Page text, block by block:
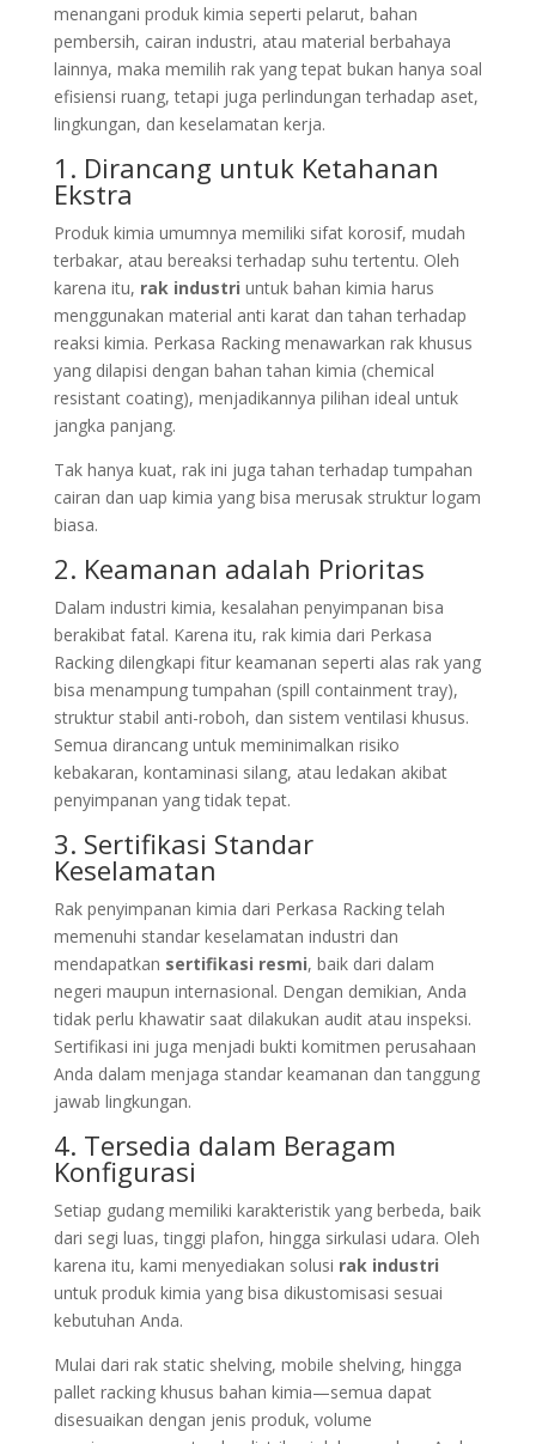
menangani produk kimia seperti pelarut, bahan
pembersih, cairan industri, atau material berbahaya
lainnya, maka memilih rak yang tepat bukan hanya soal
efisiensi ruang, tetapi juga perlindungan terhadap aset,
lingkungan, dan keselamatan kerja.
1. Dirancang untuk Ketahanan
Ekstra
Produk kimia umumnya memiliki sifat korosif, mudah
terbakar, atau bereaksi terhadap suhu tertentu. Oleh
karena itu, rak industri untuk bahan kimia harus
menggunakan material anti karat dan tahan terhadap
reaksi kimia. Perkasa Racking menawarkan rak khusus
yang dilapisi dengan bahan tahan kimia (chemical
resistant coating), menjadikannya pilihan ideal untuk
jangka panjang.
Tak hanya kuat, rak ini juga tahan terhadap tumpahan
cairan dan uap kimia yang bisa merusak struktur logam
biasa.
2. Keamanan adalah Prioritas
Dalam industri kimia, kesalahan penyimpanan bisa
berakibat fatal. Karena itu, rak kimia dari Perkasa
Racking dilengkapi fitur keamanan seperti alas rak yang
bisa menampung tumpahan (spill containment tray),
struktur stabil anti-roboh, dan sistem ventilasi khusus.
Semua dirancang untuk meminimalkan risiko
kebakaran, kontaminasi silang, atau ledakan akibat
penyimpanan yang tidak tepat.
3. Sertifikasi Standar
Keselamatan
Rak penyimpanan kimia dari Perkasa Racking telah
memenuhi standar keselamatan industri dan
mendapatkan sertifikasi resmi, baik dari dalam
negeri maupun internasional. Dengan demikian, Anda
tidak perlu khawatir saat dilakukan audit atau inspeksi.
Sertifikasi ini juga menjadi bukti komitmen perusahaan
Anda dalam menjaga standar keamanan dan tanggung
jawab lingkungan.
4. Tersedia dalam Beragam
Konfigurasi
Setiap gudang memiliki karakteristik yang berbeda, baik
dari segi luas, tinggi plafon, hingga sirkulasi udara. Oleh
karena itu, kami menyediakan solusi rak industri
untuk produk kimia yang bisa dikustomisasi sesuai
kebutuhan Anda.
Mulai dari rak static shelving, mobile shelving, hingga
pallet racking khusus bahan kimia—semua dapat
disesuaikan dengan jenis produk, volume